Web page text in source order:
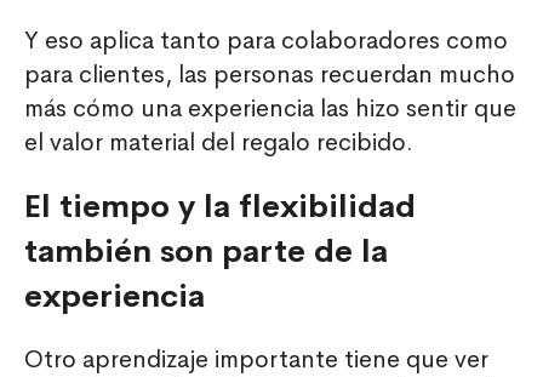
Y eso aplica tanto para colaboradores como
para clientes, las personas recuerdan mucho
más cómo una experiencia las hizo sentir que
el valor material del regalo recibido.
El tiempo y la flexibilidad
también son parte de la
experiencia
Otro aprendizaje importante tiene que ver